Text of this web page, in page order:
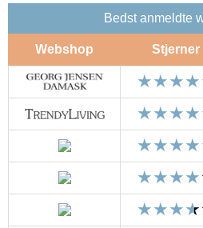
Bedst anmeldte
Webshop Stjerner